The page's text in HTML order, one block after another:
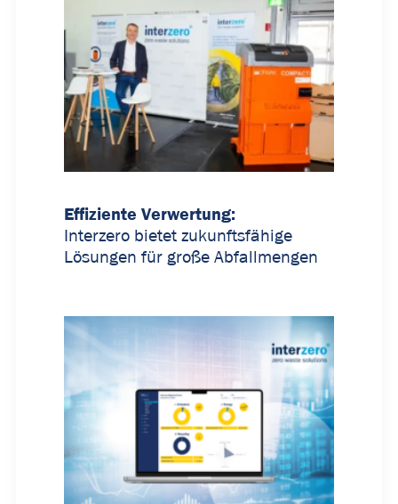
Effiziente Verwertung:
Interzero bietet zukunftsfähige
Lösungen für große Abfallmengen